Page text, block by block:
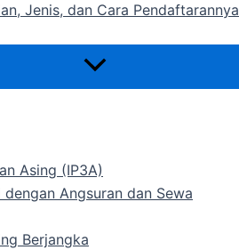
Jenis, dan Cara Pendaftarannya
Asing (IP3A)
Angsuran dan Sewa
Berjangka